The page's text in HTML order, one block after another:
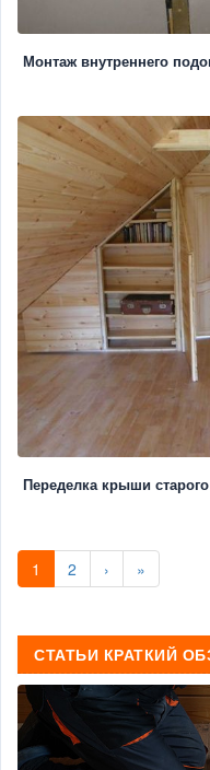
Монтаж внутреннего
Переделка крыши
1 2 › »
СТАТЬИ КРАТКИЙ